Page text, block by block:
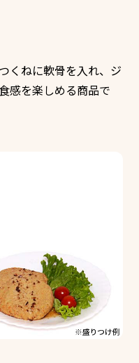
くねに軟骨を入れ、ジ
感を楽しめる商品で